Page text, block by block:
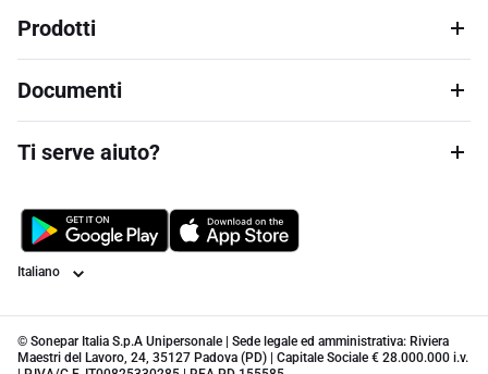
Prodotti
Documenti
Ti serve aiuto?
Lingua
© Sonepar Italia S.p.A Unipersonale | Sede legale ed amministrativa: Riviera
Maestri del Lavoro, 24, 35127 Padova (PD) | Capitale Sociale € 28.000.000 i.v.